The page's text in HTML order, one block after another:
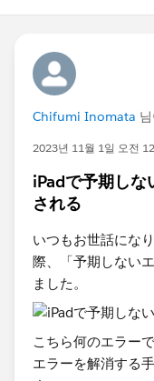
Chifumi Inomata
2023년 11월 1일 오전
iPadで予期しな
される
いつもお世話にな
際、「予期しない
ました。
こちら何のエラー
エラーを解消する